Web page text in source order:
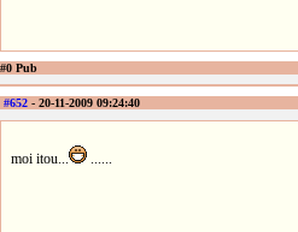
#0 Pub
#652 - 20-11-2009 09:24:40
moi itou...